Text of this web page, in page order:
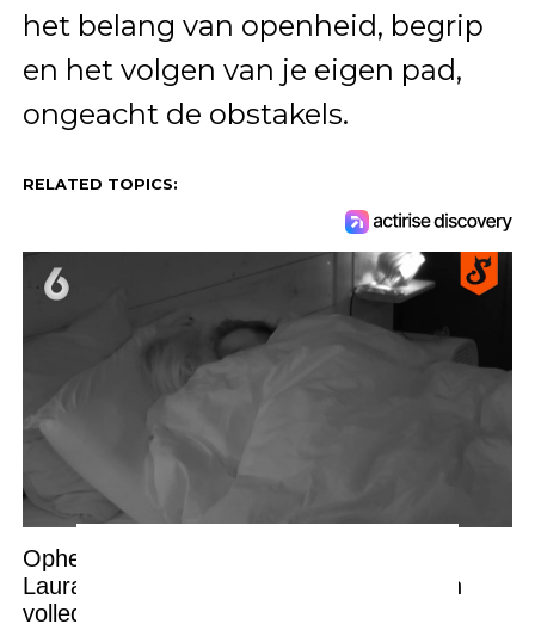
het belang van openheid, begrip
en het volgen van je eigen pad,
ongeacht de obstakels.
RELATED TOPICS:
Ophef: Lang Leve de Liefde-deelnemers
Laura en Duco liggen te wippen en geven
volledige show weg